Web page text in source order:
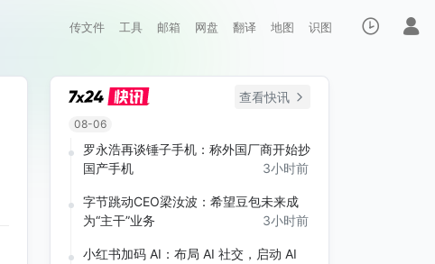
传文件 工具 邮箱 网盘 翻译 地图 识图
查看快讯
08-06
3小时前
罗永浩再谈锤子手机：称外国厂商开始抄
国产手机
3小时前
字节跳动CEO梁汝波：希望豆包未来成
为“主干”业务
小红书加码 AI：布局 AI 社交，启动 AI